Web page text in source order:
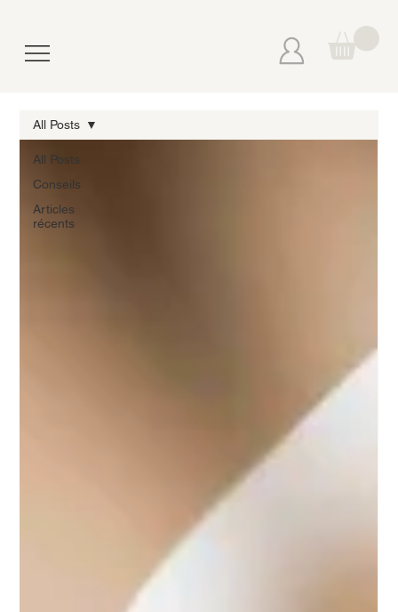
All Posts
Conseils
Articles
récents
All Posts